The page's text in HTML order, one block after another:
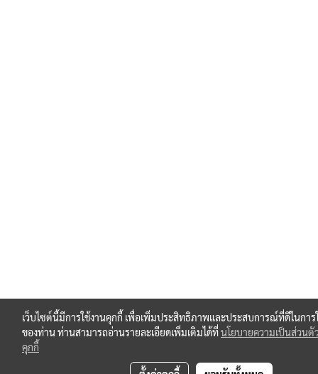
เว็บไซต์นี้มีการใช้งานคุกกี้ เพื่อเพิ่มประสิทธิภาพและประสบการณ์ที่ดีในการ
ของท่าน ท่านสามารถอ่านรายละเอียดเพิ่มเติมได้ที่นโยบายความเป็นส่วนตั
คุกกี้